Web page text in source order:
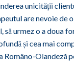
unicității
are nevoie de
să urmez o a doua
și cea mai
Româno-Olandeză